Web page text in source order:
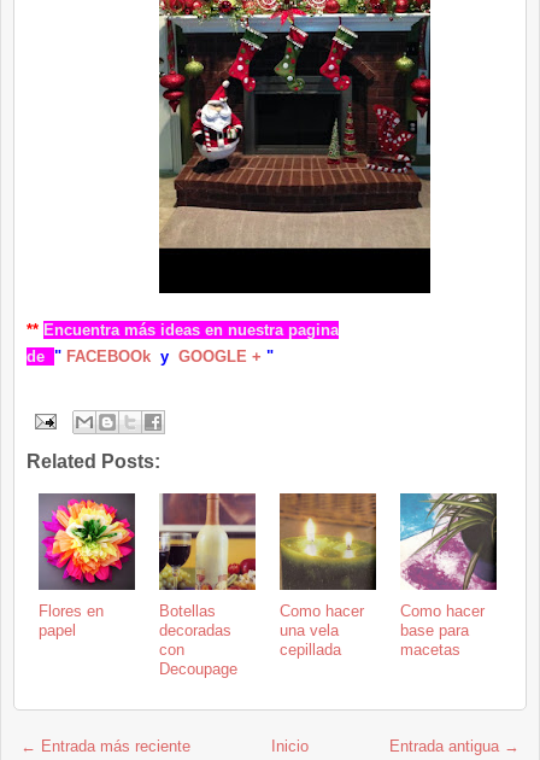
** Encuentra más ideas en nuestra pagina
de " FACEBOOk y GOOGLE + "
Related Posts:
Flores en
papel
Botellas
decoradas
con
Decoupage
Como hacer
una vela
cepillada
Como hacer
base para
macetas
← Entrada más reciente Entrada antigua →
Inicio